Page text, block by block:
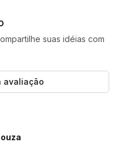
suas idéias com
avaliação